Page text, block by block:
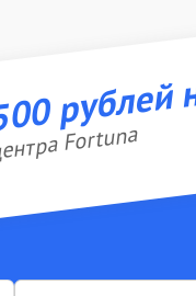
Fortuna